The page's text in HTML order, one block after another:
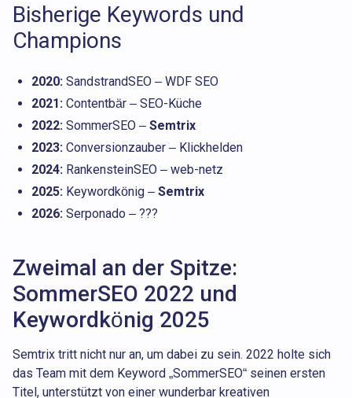
Bisherige Keywords und
Champions
2020: SandstrandSEO – WDF SEO
2021: Contentbär – SEO-Küche
2022: SommerSEO – Semtrix
2023: Conversionzauber – Klickhelden
2024: RankensteinSEO – web-netz
2025: Keywordkönig – Semtrix
2026: Serponado – ???
Zweimal an der Spitze:
SommerSEO 2022 und
Keywordkönig 2025
Semtrix tritt nicht nur an, um dabei zu sein. 2022 holte sich
das Team mit dem Keyword „SommerSEO“ seinen ersten
Titel, unterstützt von einer wunderbar kreativen